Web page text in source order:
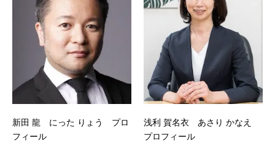
新田 龍 にった りょう プロ
フィール
浅利 賀名衣 あさり かなえ
プロフィール